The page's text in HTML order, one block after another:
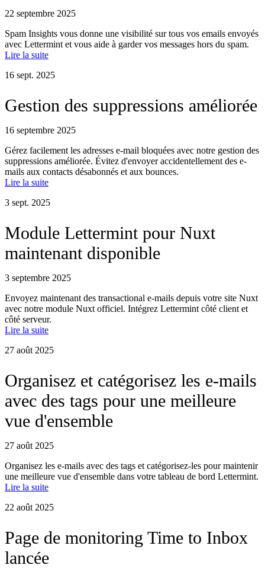
22 septembre 2025
Spam Insights vous donne une visibilité sur tous vos emails envoyés
avec Lettermint et vous aide à garder vos messages hors du spam.
Lire la suite
16 sept. 2025
Gestion des suppressions améliorée
16 septembre 2025
Gérez facilement les adresses e-mail bloquées avec notre gestion des
suppressions améliorée. Évitez d'envoyer accidentellement des e-
mails aux contacts désabonnés et aux bounces.
Lire la suite
3 sept. 2025
Module Lettermint pour Nuxt
maintenant disponible
3 septembre 2025
Envoyez maintenant des transactional e-mails depuis votre site Nuxt
avec notre module Nuxt officiel. Intégrez Lettermint côté client et
côté serveur.
Lire la suite
27 août 2025
Organisez et catégorisez les e-mails
avec des tags pour une meilleure
vue d'ensemble
27 août 2025
Organisez les e-mails avec des tags et catégorisez-les pour maintenir
une meilleure vue d'ensemble dans votre tableau de bord Lettermint.
Lire la suite
22 août 2025
Page de monitoring Time to Inbox
lancée